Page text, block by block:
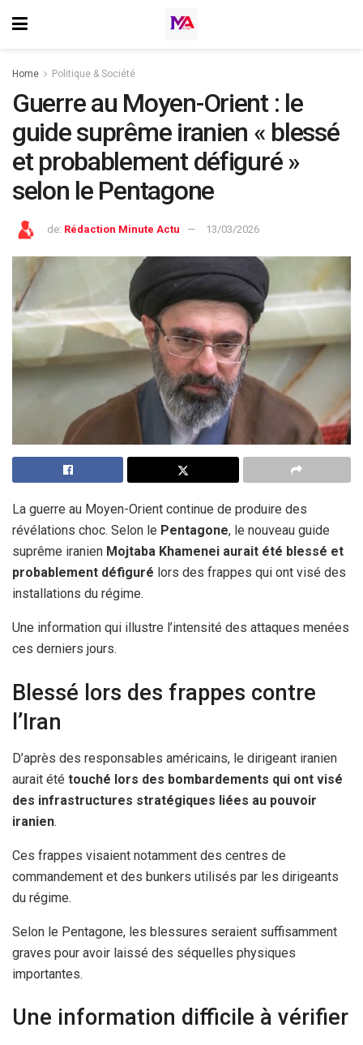
Home ⁠Politique & Société
Guerre au Moyen-Orient : le
guide suprême iranien « blessé
et probablement défiguré »
selon le Pentagone
de: Rédaction Minute Actu 13/03/2026
La guerre au Moyen-Orient continue de produire des
révélations choc. Selon le Pentagone, le nouveau guide
suprême iranien Mojtaba Khamenei aurait été blessé et
probablement défiguré lors des frappes qui ont visé des
installations du régime.
Une information qui illustre l’intensité des attaques menées
ces derniers jours.
Blessé lors des frappes contre
l’Iran
D’après des responsables américains, le dirigeant iranien
aurait été touché lors des bombardements qui ont visé
des infrastructures stratégiques liées au pouvoir
iranien.
Ces frappes visaient notamment des centres de
commandement et des bunkers utilisés par les dirigeants
du régime.
Selon le Pentagone, les blessures seraient suffisamment
graves pour avoir laissé des séquelles physiques
importantes.
Une information difficile à vérifier